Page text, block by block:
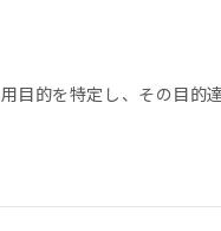
目的を特定し、その目